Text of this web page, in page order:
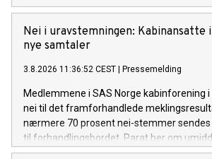
Nei i uravstemningen: Kabinansatte
nye samtaler
3.8.2026 11:36:52 CEST Pressemelding
Medlemmene i SAS Norge kabinforening
nei til det framforhandlede
nærmere 70 prosent nei-stemmer sendes
til forhandlingsbordet. Parat ber om
med SAS og NHO Luftfart for å unngå